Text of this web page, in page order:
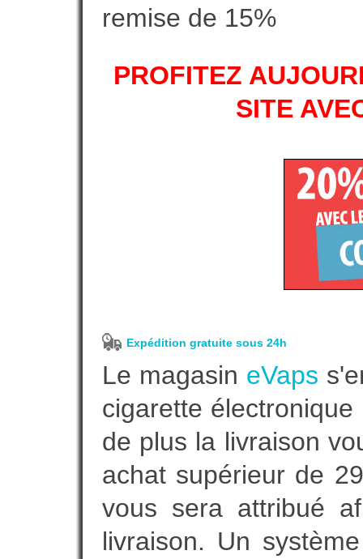
remise de 15%
PROFITEZ
SITE
Expédition gratuite sous 24h
Le magasin eVaps
cigarette
de plus la livraison
achat supérieur de
vous sera attribué
livraison. Un